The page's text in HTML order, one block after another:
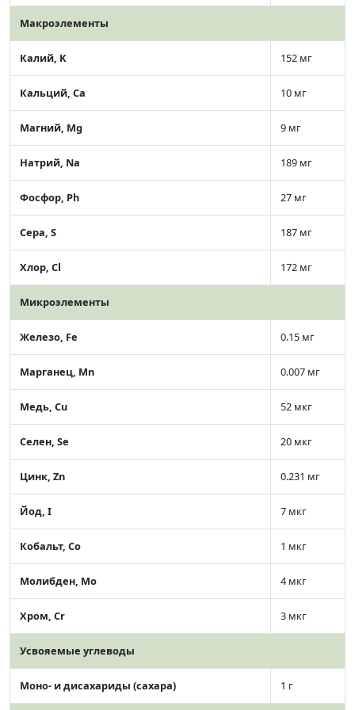
Макроэлементы
Калий, K 152 мг
Кальций, Ca 10 мг
Магний, Mg 9 мг
Натрий, Na 189 мг
Фосфор, Ph 27 мг
Сера, S 187 мг
Хлор, Cl 172 мг
Микроэлементы
Железо, Fe 0.15 мг
Марганец, Mn 0.007 мг
Медь, Cu 52 мкг
Селен, Se 20 мкг
Цинк, Zn 0.231 мг
Йод, I 7 мкг
Кобальт, Co 1 мкг
Молибден, Mo 4 мкг
Хром, Cr 3 мкг
Усвояемые углеводы
Моно- и дисахариды (сахара) 1 г